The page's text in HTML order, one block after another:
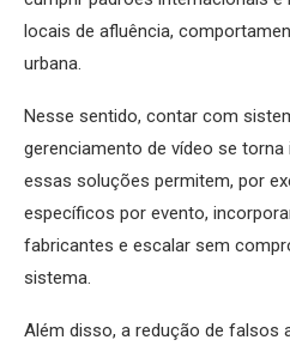
locais de afluência,
urbana.
Nesse sentido, contar com
gerenciamento de vídeo se torna
essas soluções permitem, por
específicos por evento,
fabricantes e escalar sem
sistema.
Além disso, a redução de falsos